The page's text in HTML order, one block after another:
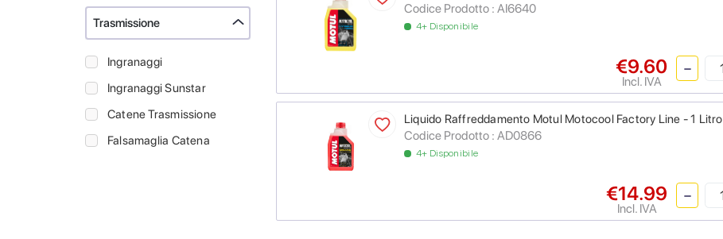
Trasmissione
Ingranaggi
Ingranaggi Sunstar
Catene Trasmissione
Falsamaglia Catena
Codice Prodotto : AI6640
4+ Disponibile
€9.60
Incl. IVA
Liquido Raffreddamento Motul Motocool Factory Line - 1 Litro
Codice Prodotto : AD0866
4+ Disponibile
€14.99
Incl. IVA